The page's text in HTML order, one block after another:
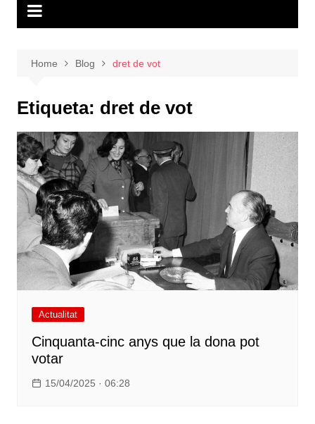
Home Blog dret de vot
Etiqueta: dret de vot
Actualitat
Cinquanta-cinc anys que la dona pot
votar
15/04/2025 · 06:28